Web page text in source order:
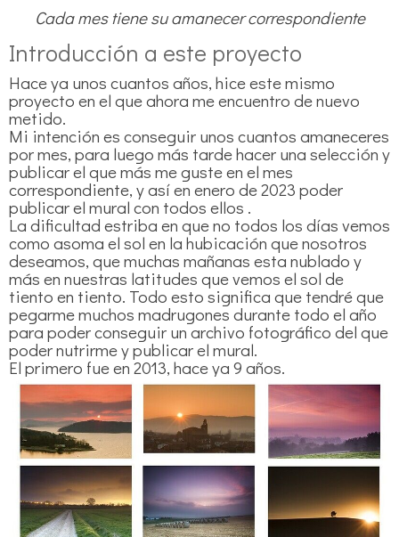
Cada mes tiene su amanecer correspondiente
Introducción a este proyecto
Hace ya unos cuantos años, hice este mismo
proyecto en el que ahora me encuentro de nuevo
metido.
Mi intención es conseguir unos cuantos amaneceres
por mes, para luego más tarde hacer una selección y
publicar el que más me guste en el mes
correspondiente, y así en enero de 2023 poder
publicar el mural con todos ellos .
La dificultad estriba en que no todos los días vemos
como asoma el sol en la hubicación que nosotros
deseamos, que muchas mañanas esta nublado y
más en nuestras latitudes que vemos el sol de
tiento en tiento. Todo esto significa que tendré que
pegarme muchos madrugones durante todo el año
para poder conseguir un archivo fotográfico del que
poder nutrirme y publicar el mural.
El primero fue en 2013, hace ya 9 años.